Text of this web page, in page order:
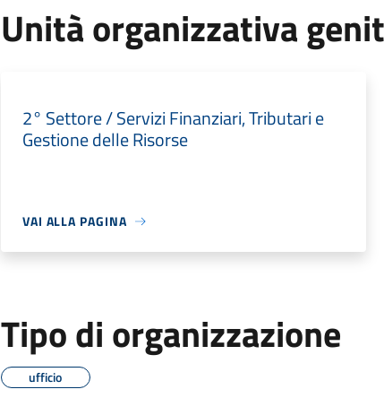
Unità organizzativa
2° Settore / Servizi Finanziari, Tributari e
Gestione delle Risorse
VAI ALLA PAGINA
Tipo di organizzazione
ufficio